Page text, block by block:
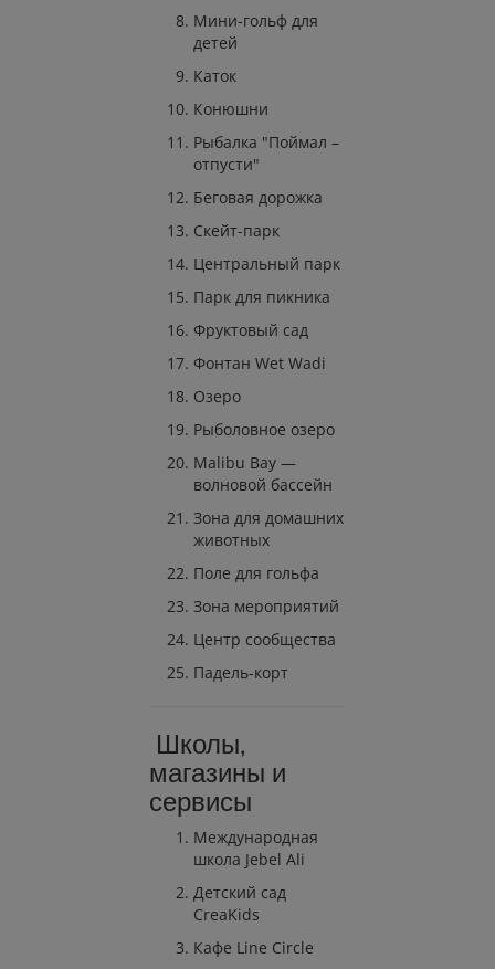
Мини-гольф для
детей
Каток
Конюшни
Рыбалка "Поймал –
отпусти"
Беговая дорожка
Скейт-парк
Центральный парк
Парк для пикника
Фруктовый сад
Фонтан Wet Wadi
Озеро
Рыболовное озеро
Malibu Bay —
волновой бассейн
Зона для домашних
животных
Поле для гольфа
Зона мероприятий
Центр сообщества
Падель-корт
Школы,
магазины и
сервисы
Международная
школа Jebel Ali
Детский сад
CreaKids
Кафе Line Circle